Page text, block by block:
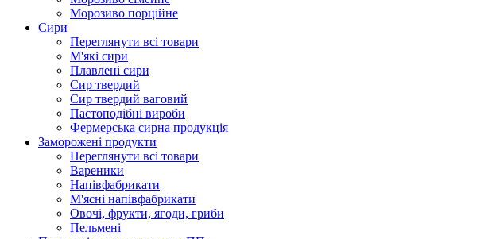
Морозиво порційне
Сири
Переглянути всі товари
М'які сири
Плавлені сири
Сир твердий
Сир твердий ваговий
Пастоподібні вироби
Фермерська сирна продукція
Заморожені продукти
Переглянути всі товари
Вареники
Напівфабрикати
М'ясні напівфабрикати
Овочі, фрукти, ягоди, гриби
Пельмені